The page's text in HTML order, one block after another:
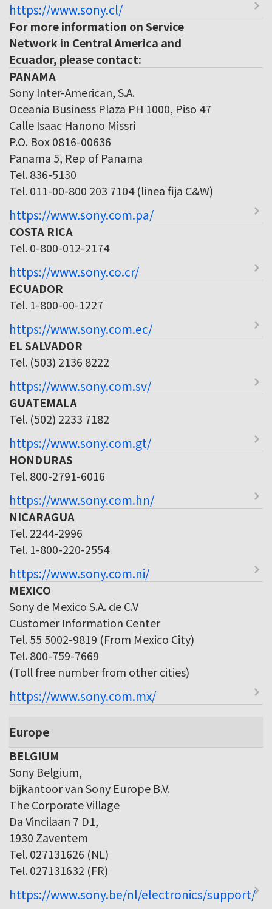
https://www.sony.cl/
For more information on Service
Network in Central America and
Ecuador, please contact:
PANAMA
Sony Inter-American, S.A.
Oceania Business Plaza PH 1000, Piso 47
Calle Isaac Hanono Missri
P.O. Box 0816-00636
Panama 5, Rep of Panama
Tel. 836-5130
Tel. 011-00-800 203 7104 (linea fija C&W)
https://www.sony.com.pa/
COSTA RICA
Tel. 0-800-012-2174
https://www.sony.co.cr/
ECUADOR
Tel. 1-800-00-1227
https://www.sony.com.ec/
EL SALVADOR
Tel. (503) 2136 8222
https://www.sony.com.sv/
GUATEMALA
Tel. (502) 2233 7182
https://www.sony.com.gt/
HONDURAS
Tel. 800-2791-6016
https://www.sony.com.hn/
NICARAGUA
Tel. 2244-2996
Tel. 1-800-220-2554
https://www.sony.com.ni/
MEXICO
Sony de Mexico S.A. de C.V
Customer Information Center
Tel. 55 5002-9819 (From Mexico City)
Tel. 800-759-7669
(Toll free number from other cities)
https://www.sony.com.mx/
Europe
BELGIUM
Sony Belgium,
bijkantoor van Sony Europe B.V.
The Corporate Village
Da Vincilaan 7 D1,
1930 Zaventem
Tel. 027131626 (NL)
Tel. 027131632 (FR)
https://www.sony.be/nl/electronics/support/